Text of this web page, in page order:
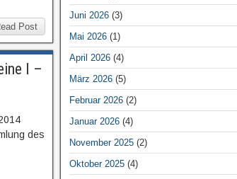
Post
I –
des
Juni 2026(3)
Mai 2026(1)
April 2026(4)
März 2026(5)
Februar 2026(2)
Januar 2026(4)
November 2025(2)
Oktober 2025(4)